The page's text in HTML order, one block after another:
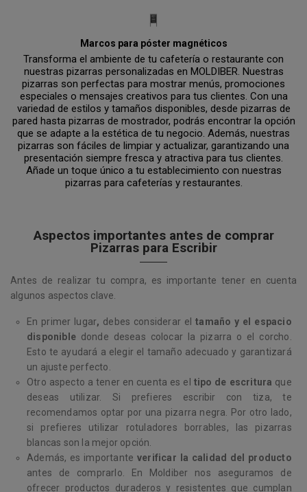
Marcos para póster magnéticos
Transforma el ambiente de tu cafetería o restaurante con
nuestras pizarras personalizadas en MOLDIBER. Nuestras
pizarras son perfectas para mostrar menús, promociones
especiales o mensajes creativos para tus clientes. Con una
variedad de estilos y tamaños disponibles, desde pizarras de
pared hasta pizarras de mostrador, podrás encontrar la opción
que se adapte a la estética de tu negocio. Además, nuestras
pizarras son fáciles de limpiar y actualizar, garantizando una
presentación siempre fresca y atractiva para tus clientes.
Añade un toque único a tu establecimiento con nuestras
pizarras para cafeterías y restaurantes.
Aspectos importantes antes de comprar
Pizarras para Escribir
Antes de realizar tu compra, es importante tener en cuenta
algunos aspectos clave.
En primer lugar, debes considerar eltamaño y el espacio
disponible donde deseas colocar la pizarra o el corcho.
Esto te ayudará a elegir el tamaño adecuado y garantizará
un ajuste perfecto.
Otro aspecto a tener en cuenta es el tipo de escritura que
deseas utilizar. Si prefieres escribir con tiza, te
recomendamos optar por una pizarra negra. Por otro lado,
si prefieres utilizar rotuladores borrables, las pizarras
blancas son la mejor opción.
Además, es importanteverificar la calidad del producto
antes de comprarlo. En Moldiber nos aseguramos de
ofrecer productos duraderos y resistentes que cumplan